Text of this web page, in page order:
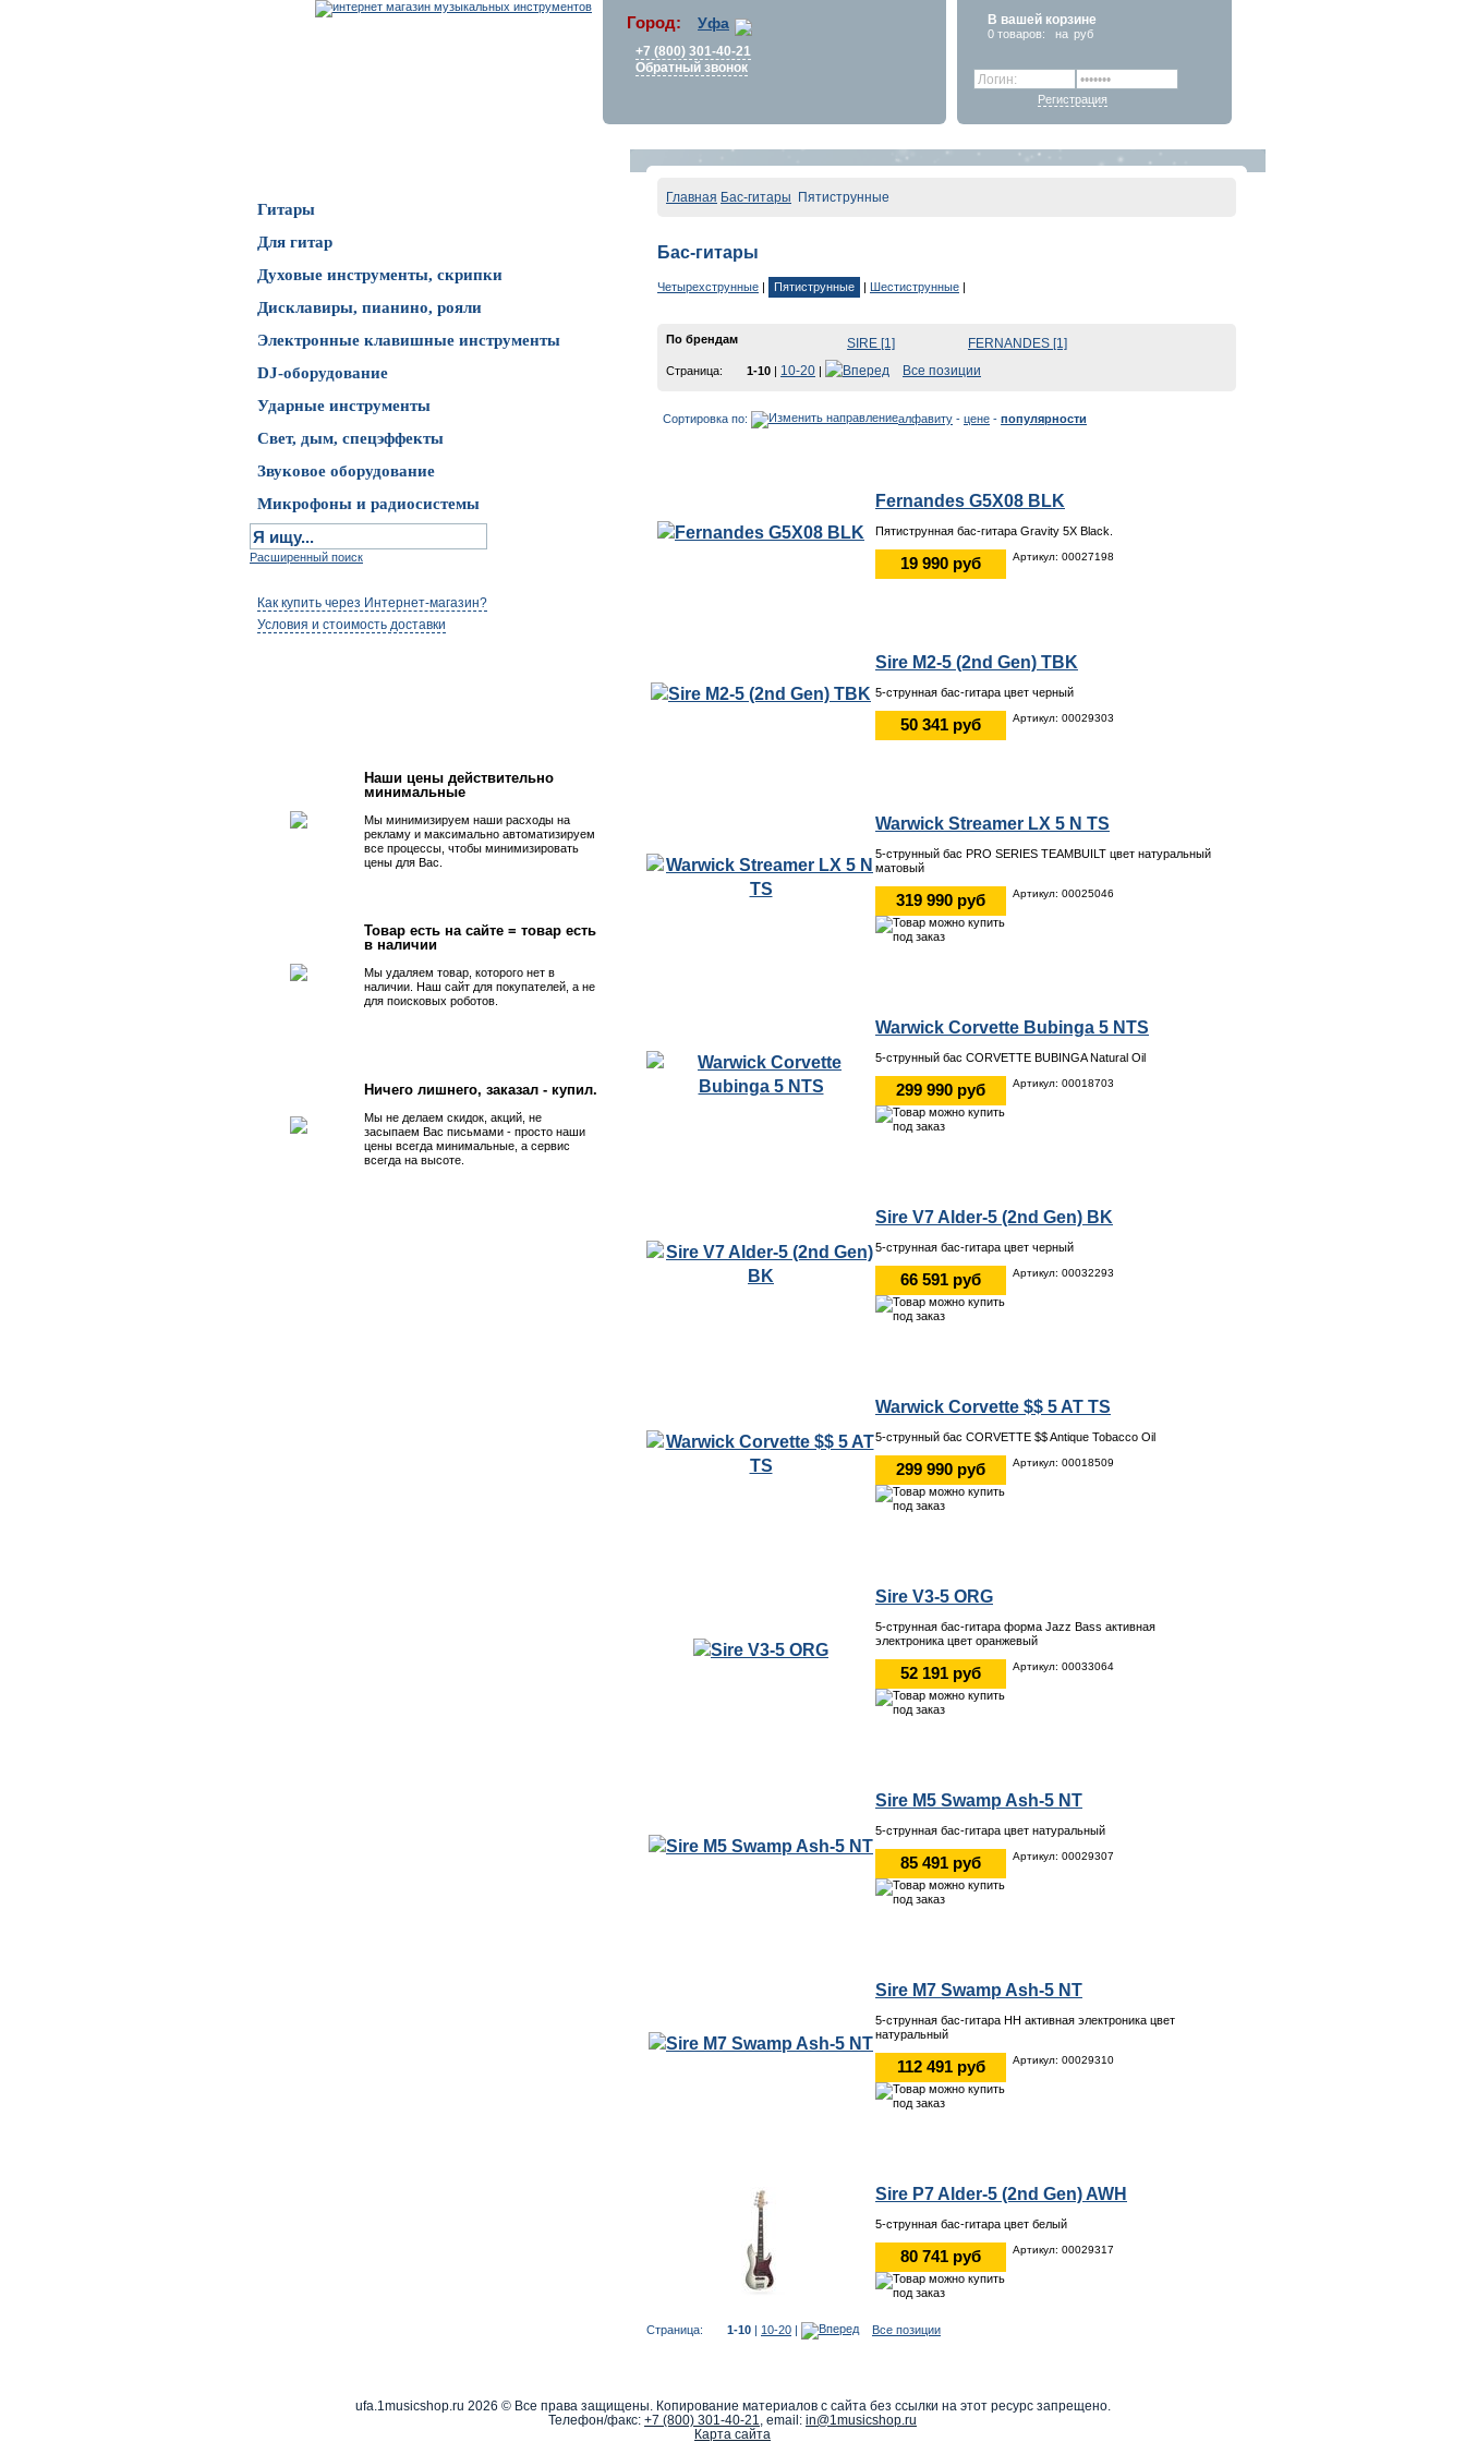
Город: Уфа
+7 (800) 301-40-21
Обратный звонок
В вашей корзине
0 товаров: на руб
Регистрация
Гитары
Для гитар
Духовые инструменты, скрипки
Дисклавиры, пианино, рояли
Электронные клавишные инструменты
DJ-оборудование
Ударные инструменты
Свет, дым, спецэффекты
Звуковое оборудование
Микрофоны и радиосистемы
Расширенный поиск
Как купить через Интернет-магазин?
Условия и стоимость доставки
Наши цены действительно
минимальные
Мы минимизируем наши расходы на
рекламу и максимально автоматизируем
все процессы, чтобы минимизировать
цены для Вас.
Товар есть на сайте = товар есть
в наличии
Мы удаляем товар, которого нет в
наличии. Наш сайт для покупателей, а не
для поисковых роботов.
Ничего лишнего, заказал - купил.
Мы не делаем скидок, акций, не
засыпаем Вас письмами - просто наши
цены всегда минимальные, а сервис
всегда на высоте.
Главная Бас-гитары Пятиструнные
Бас-гитары
Четырехструнные | Пятиструнные | Шестиструнные |
По брендам SIRE [1] FERNANDES [1]
Страница: 1-10 | 10-20 | Все позиции
Сортировка по: алфавиту - цене - популярности
Fernandes G5X08 BLK
Пятиструнная бас-гитара Gravity 5X Black.
19 990 руб Артикул: 00027198
Sire M2-5 (2nd Gen) TBK
5-струнная бас-гитара цвет черный
50 341 руб Артикул: 00029303
Warwick Streamer LX 5 N TS
5-струнный бас PRO SERIES TEAMBUILT цвет натуральный
матовый
319 990 руб Артикул: 00025046
Warwick Corvette Bubinga 5 NTS
5-струнный бас CORVETTE BUBINGA Natural Oil
299 990 руб Артикул: 00018703
Sire V7 Alder-5 (2nd Gen) BK
5-струнная бас-гитара цвет черный
66 591 руб Артикул: 00032293
Warwick Corvette $$ 5 AT TS
5-струнный бас CORVETTE $$ Antique Tobacco Oil
299 990 руб Артикул: 00018509
Sire V3-5 ORG
5-струнная бас-гитара форма Jazz Bass активная
электроника цвет оранжевый
52 191 руб Артикул: 00033064
Sire M5 Swamp Ash-5 NT
5-струнная бас-гитара цвет натуральный
85 491 руб Артикул: 00029307
Sire M7 Swamp Ash-5 NT
5-струнная бас-гитара HH активная электроника цвет
натуральный
112 491 руб Артикул: 00029310
Sire P7 Alder-5 (2nd Gen) AWH
5-струнная бас-гитара цвет белый
80 741 руб Артикул: 00029317
Страница: 1-10 | 10-20 | Все позиции
ufa.1musicshop.ru 2026 © Все права защищены. Копирование материалов с сайта без ссылки на этот ресурс запрещено.
Телефон/факс: +7 (800) 301-40-21, email: in@1musicshop.ru
Карта сайта